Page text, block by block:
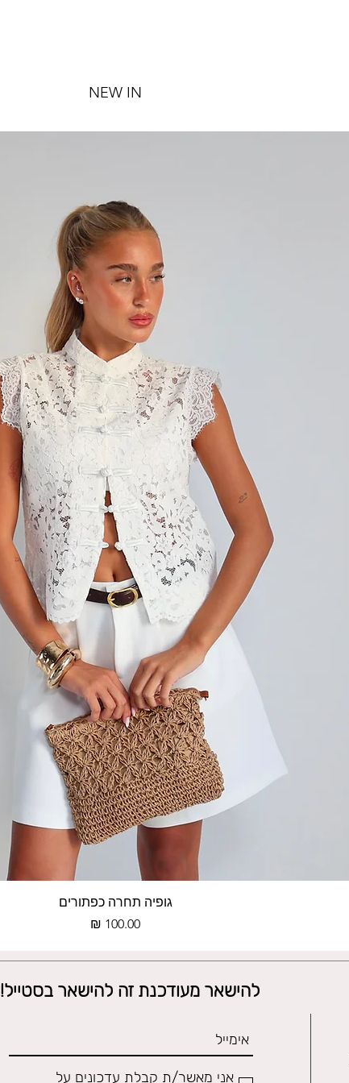
NEW IN
תצוגה מהירה
גופיה תחרה כפתורים
מחיר
להישאר מעודכנת זה להישאר בסטייל!
אני מאשר/ת קבלת עדכונים על